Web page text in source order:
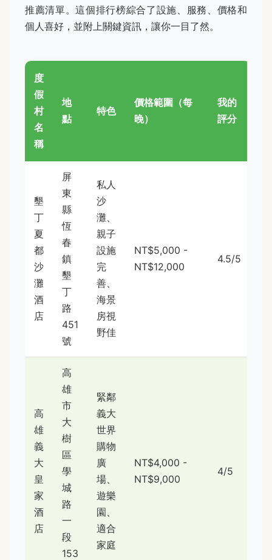
推薦清單。這個排行榜綜合了設施、服務、價格和
個人喜好，並附上關鍵資訊，讓你一目了然。
度
假
村
名
稱
地
點
特色
價格範圍（每
晚）
我的
評分
墾
丁
夏
都
沙
灘
酒
店
屏
東
縣
恆
春
鎮
墾
丁
路
451
號
私人
沙
灘、
親子
設施
完
善、
海景
房視
野佳
NT$5,000 -
NT$12,000
4.5/5
高
雄
義
大
皇
家
酒
店
高
雄
市
大
樹
區
學
城
路
一
段
153
緊鄰
義大
世界
購物
廣
場、
遊樂
園、
適合
家庭
NT$4,000 -
NT$9,000
4/5